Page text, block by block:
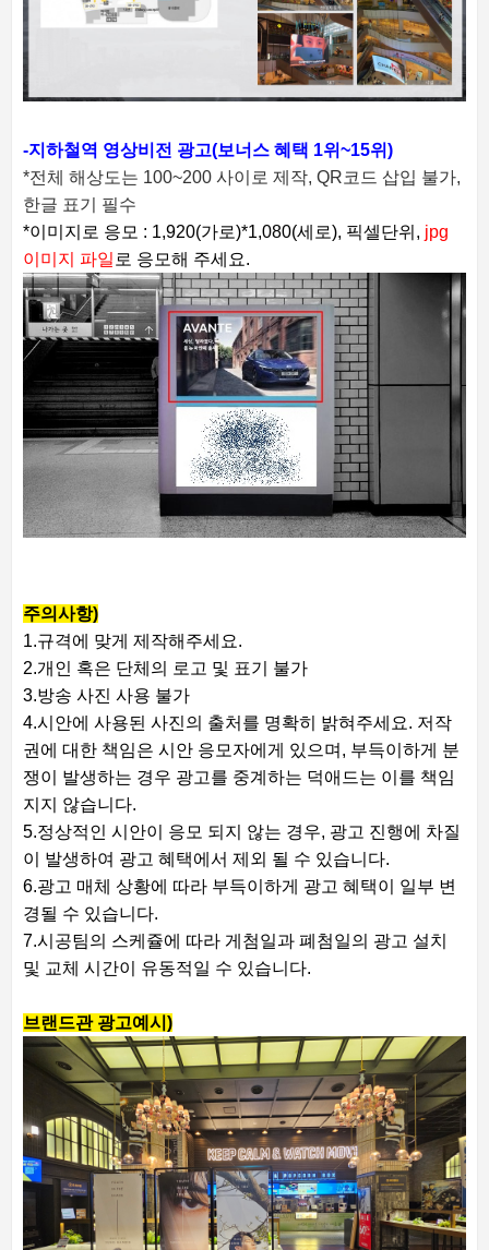
-지하철역 영상비전 광고(보너스 혜택 1위~15위)
*전체 해상도는 100~200 사이로 제작, QR코드 삽입 불가,
한글 표기 필수
*이미지로 응모 : 1,920(가로)*1,080(세로), 픽셀단위, jpg
이미지 파일 로 응모해 주세요.
주의사항)
1.규격에 맞게 제작해주세요.
2.개인 혹은 단체의 로고 및 표기 불가
3.방송 사진 사용 불가
4.시안에 사용된 사진의 출처를 명확히 밝혀주세요. 저작
권에 대한 책임은 시안 응모자에게 있으며, 부득이하게 분
쟁이 발생하는 경우 광고를 중계하는 덕애드는 이를 책임
지지 않습니다.
5.정상적인 시안이 응모 되지 않는 경우, 광고 진행에 차질
이 발생하여 광고 혜택에서 제외 될 수 있습니다.
6.광고 매체 상황에 따라 부득이하게 광고 혜택이 일부 변
경될 수 있습니다.
7.시공팀의 스케쥴에 따라 게첨일과 폐첨일의 광고 설치
및 교체 시간이 유동적일 수 있습니다.
브랜드관 광고예시)